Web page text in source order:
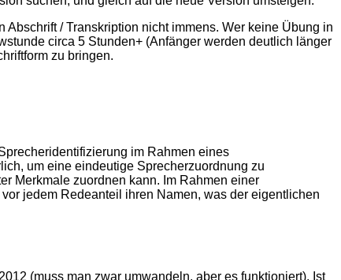
/ Transkription nicht immens. Wer keine Übung in
circa 5 Stunden+ (Anfänger werden deutlich länger
zu bringen.
im Rahmen eines
um eine eindeutige Sprecherzuordnung zu
Merkmale zuordnen kann. Im Rahmen einer
jedem Redeanteil ihren Namen, was der eigentlichen
(muss man zwar umwandeln, aber es funktioniert). Ist